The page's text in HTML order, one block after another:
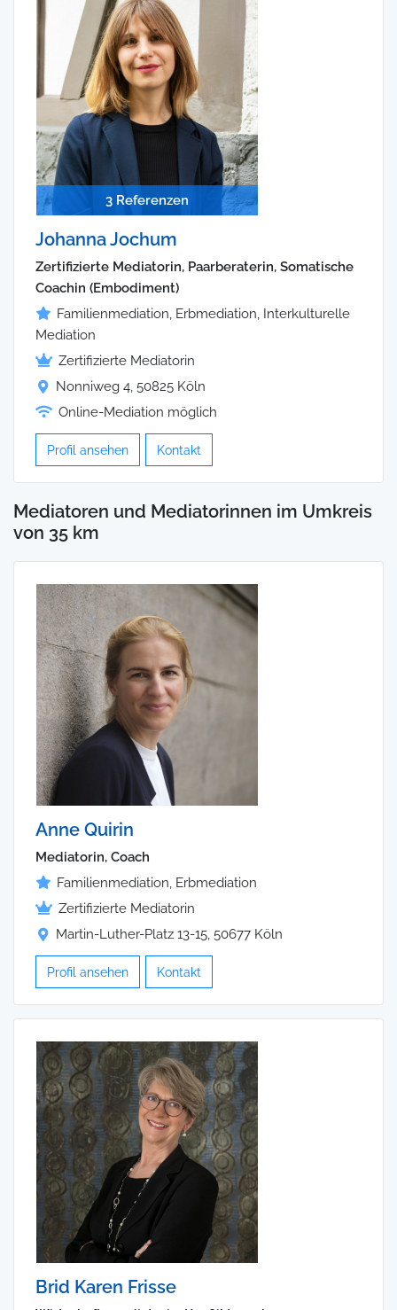
3 Referenzen
Johanna Jochum
Zertifizierte Mediatorin, Paarberaterin, Somatische
Coachin (Embodiment)
Familienmediation, Erbmediation, Interkulturelle
Mediation
Zertifizierte Mediatorin
Nonniweg 4, 50825 Köln
Online-Mediation möglich
Profil ansehen Kontakt
Mediatoren und Mediatorinnen im Umkreis
von 35 km
Anne Quirin
Mediatorin, Coach
Familienmediation, Erbmediation
Zertifizierte Mediatorin
Martin-Luther-Platz 13-15, 50677 Köln
Profil ansehen Kontakt
Brid Karen Frisse